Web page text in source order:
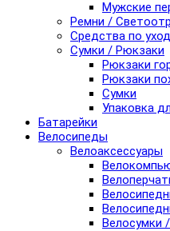
Мужские
Ремни /
Средства по
Сумки / Рюкзаки
Рюкзаки
Рюкзаки
Сумки
Упаковка
Батарейки
Велосипеды
Велоаксессуары
Велосумки